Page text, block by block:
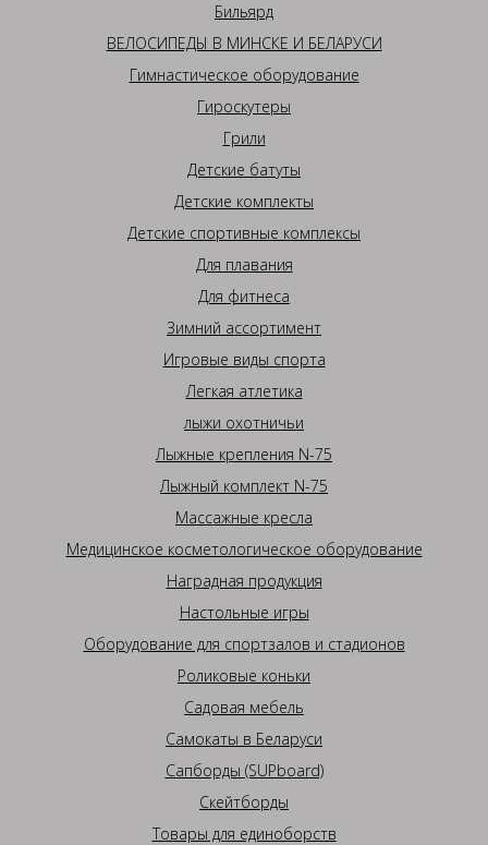
Бильярд
ВЕЛОСИПЕДЫ В МИНСКЕ И БЕЛАРУСИ
Гимнастическое оборудование
Гироскутеры
Грили
Детские батуты
Детские комплекты
Детские спортивные комплексы
Для плавания
Для фитнеса
Зимний ассортимент
Игровые виды спорта
Легкая атлетика
лыжи охотничьи
Лыжные крепления N-75
Лыжный комплект N-75
Массажные кресла
Медицинское косметологическое оборудование
Наградная продукция
Настольные игры
Оборудование для спортзалов и стадионов
Роликовые коньки
Садовая мебель
Самокаты в Беларуси
Сапборды (SUPboard)
Скейтборды
Товары для единоборств